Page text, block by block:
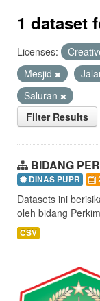
1 dataset
Licenses:
Mesjid
Saluran
Filter Results
BIDANG
DINAS PUPR
Datasets ini
oleh bidang
CSV